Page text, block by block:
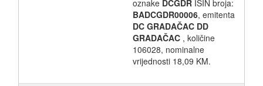
oznake DCGDR ISIN broja:
BADCGDR00006, emitenta
DC GRADAČAC DD
GRADAČAC , količine
106028, nominalne
vrijednosti 18,09 KM.